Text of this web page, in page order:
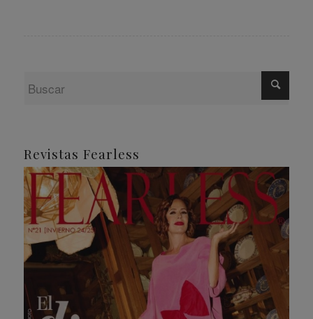
Revistas Fearless